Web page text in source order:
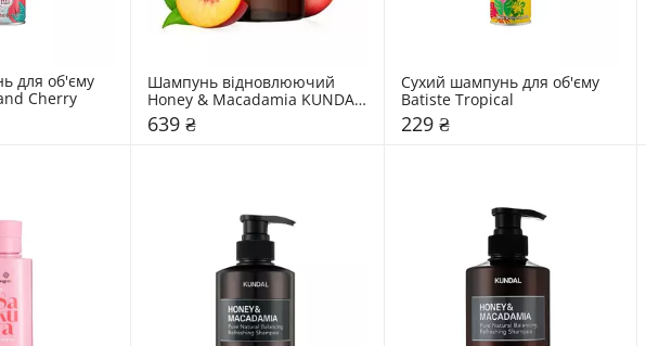
для об'єму
Cherry
Шампунь відновлюючий
Honey & Macadamia KUNDAL
"Fuzzy Navel"
639 ₴
Сухий шампунь для об'єму
Batiste Tropical
229 ₴